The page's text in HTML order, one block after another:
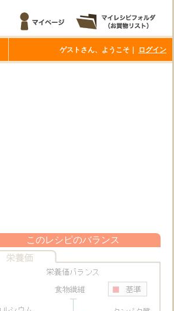
ゲストさん、ようこそ｜ ログイン
このレシピのバランス